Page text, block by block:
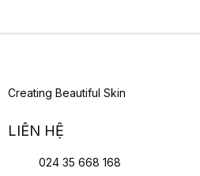
Creating Beautiful Skin
LIÊN HỆ
024 35 668 168